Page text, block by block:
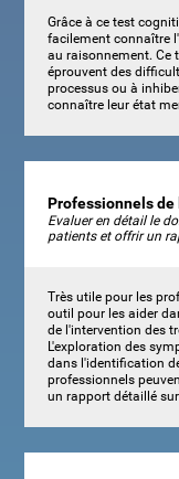
Grâce à ce test
facilement connaître
au raisonnement. Ce
éprouvent des
processus ou à
connaître leur état
Professionnels de
Evaluer en détail le
patients et offrir un
Très utile pour les
outil pour les aider
de l'intervention des
L'exploration des
dans l'identification
professionnels
un rapport détaillé